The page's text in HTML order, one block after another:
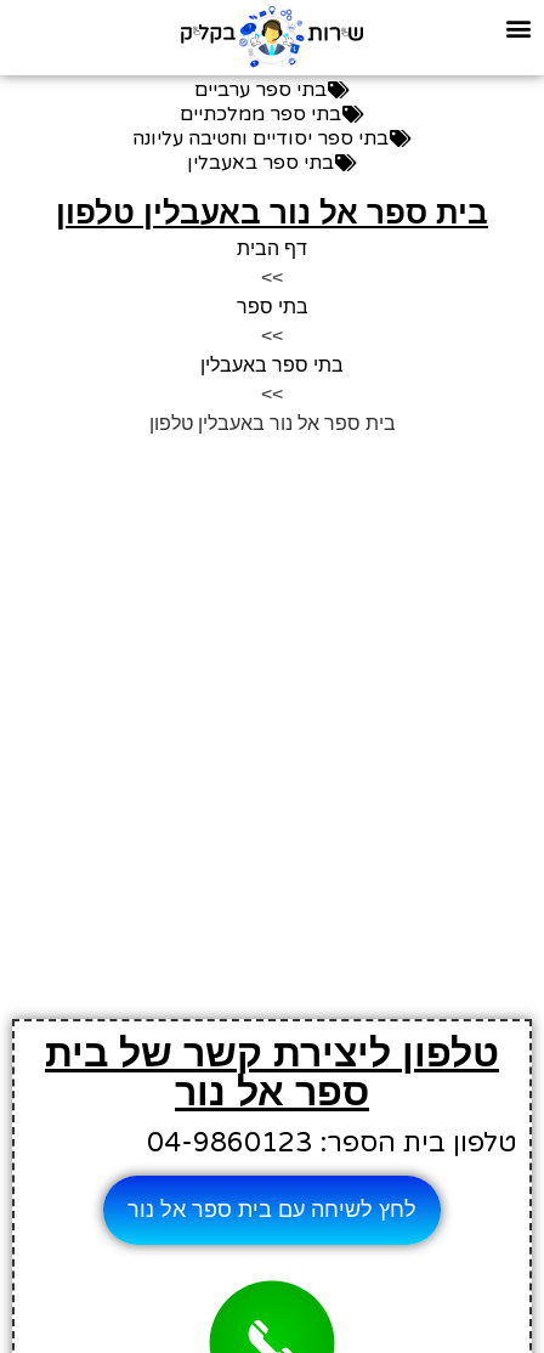
בתי ספר ערביים
בתי ספר ממלכתיים
בתי ספר יסודיים וחטיבה עליונה
בתי ספר באעבלין
בית ספר אל נור באעבלין טלפון
דף הבית
>>
בתי ספר
>>
בתי ספר באעבלין
>>
בית ספר אל נור באעבלין טלפון
טלפון ליצירת קשר של בית
ספר אל נור
טלפון בית הספר: 04-9860123
לחץ לשיחה עם בית ספר אל נור